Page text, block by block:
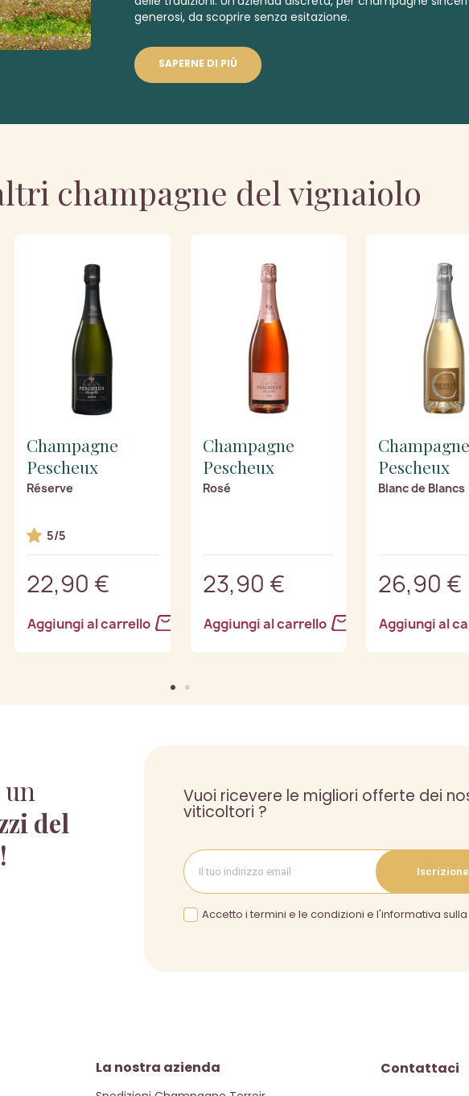
generosi, da scoprire senza esitazione.
SAPERNE DI PIÙ
champagne del vignaiolo
Champagne
Pescheux
Réserve
5/5
22,90 €
Aggiungi al carrello
Champagne
Pescheux
Rosé
23,90 €
Aggiungi al carrello
Champagne
Pescheux
Blanc de Blancs
26,90 €
Aggiungi al
del
Vuoi ricevere le migliori offerte dei
viticoltori ?
Accetto i termini e le condizioni e l'informativa
La nostra azienda Contattaci